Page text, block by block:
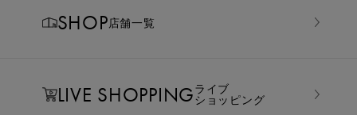
SHOP店舗一覧
LIVE SHOPPINGライブ
ショッピング